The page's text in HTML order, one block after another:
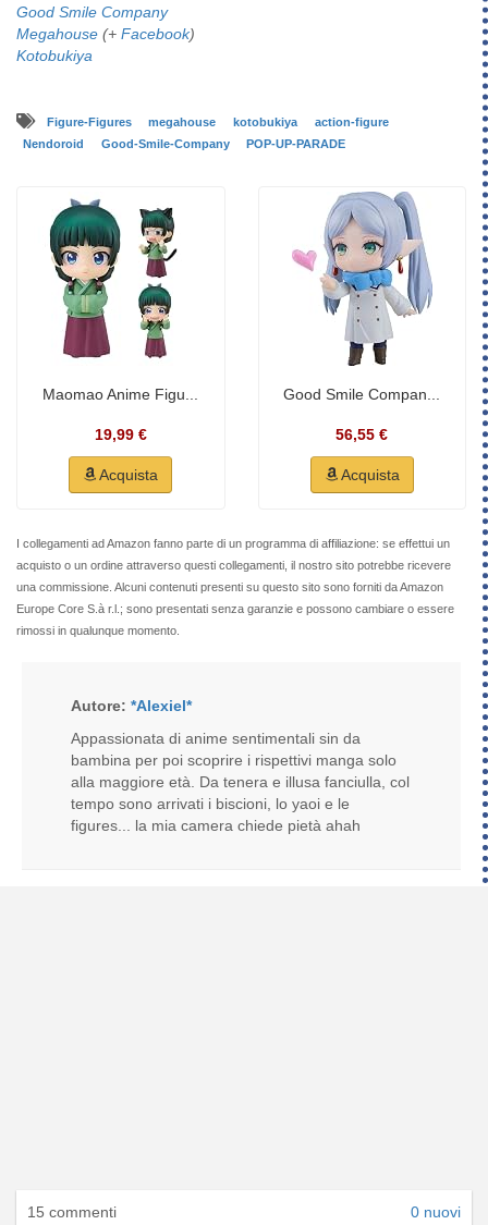
Good Smile Company
Megahouse (+ Facebook)
Kotobukiya
Figure-Figures megahouse kotobukiya
action-figure
Nendoroid
Good-Smile-Company POP-UP-PARADE
Maomao Anime Figu...
19,99 €
Acquista
Good Smile Compan...
56,55 €
Acquista
I collegamenti ad Amazon fanno parte di un programma di affiliazione: se effettui un
acquisto o un ordine attraverso questi collegamenti, il nostro sito potrebbe ricevere
una commissione. Alcuni contenuti presenti su questo sito sono forniti da Amazon
Europe Core S.à r.l.; sono presentati senza garanzie e possono cambiare o essere
rimossi in qualunque momento.
Autore: *Alexiel*
Appassionata di anime sentimentali sin da
bambina per poi scoprire i rispettivi manga solo
alla maggiore età. Da tenera e illusa fanciulla, col
tempo sono arrivati i biscioni, lo yaoi e le
figures... la mia camera chiede pietà ahah
15 commenti 0 nuovi